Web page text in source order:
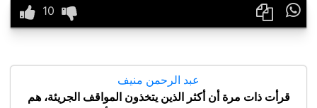

عبد الرحمن منيف
قرأت ذات مرة أن أكثر الذين يتخذون المواقف الجريئة، هم